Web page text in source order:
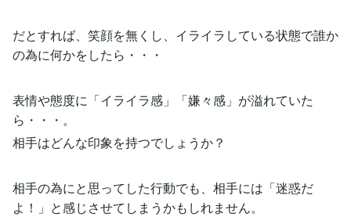
だとすれば、笑顔を無くし、イライラしている状態で誰か
の為に何かをしたら・・・
表情や態度に「イライラ感」「嫌々感」が溢れていた
ら・・・。
相手はどんな印象を持つでしょうか？
相手の為にと思ってした行動でも、相手には「迷惑だ
よ！」と感じさせてしまうかもしれません。